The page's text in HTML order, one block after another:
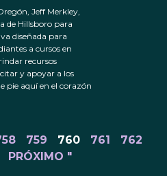
Jeff Merkley,
de Hillsboro para
diseñada para
a cursos en
recursos
y apoyar a los
pie aquí en el corazón
759 760 761
762
PRÓXIMO "